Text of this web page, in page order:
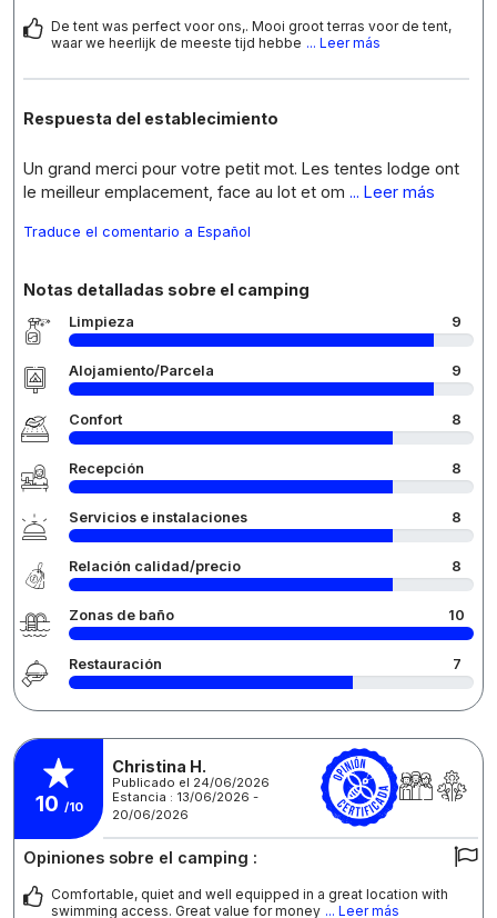
De tent was perfect voor ons,. Mooi groot terras voor de tent,
waar we heerlijk de meeste tijd hebbe ... Leer más
Respuesta del establecimiento
Un grand merci pour votre petit mot. Les tentes lodge ont
le meilleur emplacement, face au lot et om ... Leer más
Traduce el comentario a Español
Notas detalladas sobre el camping
Limpieza 9
Alojamiento/Parcela 9
Confort 8
Recepción 8
Servicios e instalaciones 8
Relación calidad/precio 8
Zonas de baño 10
Restauración 7
10 /10
Christina H.
Publicado el 24/06/2026
Estancia : 13/06/2026 -
20/06/2026
Opiniones sobre el camping :
Comfortable, quiet and well equipped in a great location with
swimming access. Great value for money ... Leer más